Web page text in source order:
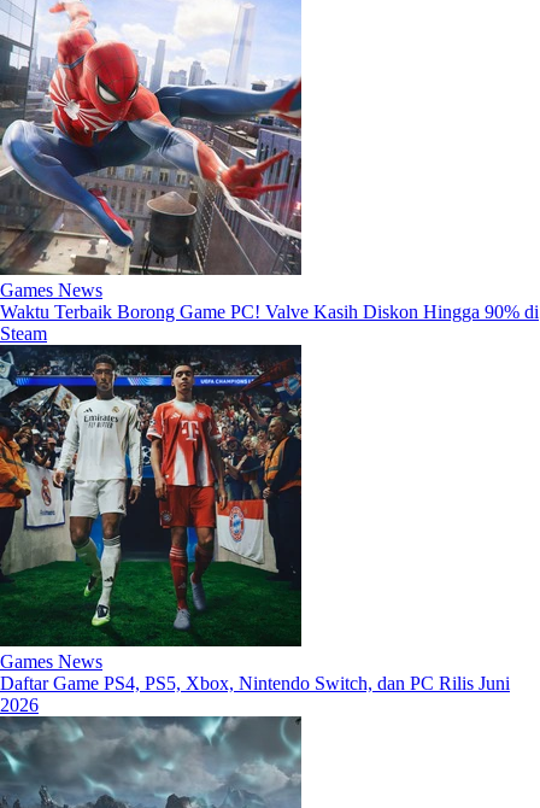
Games News
Waktu Terbaik Borong Game PC! Valve Kasih Diskon Hingga 90% di
Steam
Games News
Daftar Game PS4, PS5, Xbox, Nintendo Switch, dan PC Rilis Juni
2026